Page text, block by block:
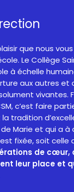
que nous
Le Collège
à échelle
aux autres et
vivantes.
c’est faire
tradition
Marie et qui a
fixée, soit celle
de cœur,
leur place et